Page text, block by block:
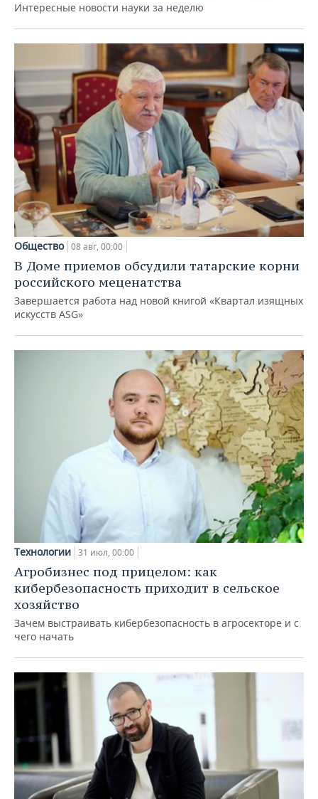
Интересные новости науки за неделю
Общество 08 авг, 00:00
В Доме приемов обсудили татарские корни
российского меценатства
Завершается работа над новой книгой «Квартал изящных
искусств ASG»
Технологии 31 июл, 00:00
Агробизнес под прицелом: как
кибербезопасность приходит в сельское
хозяйство
Зачем выстраивать кибербезопасность в агросекторе и с
чего начать